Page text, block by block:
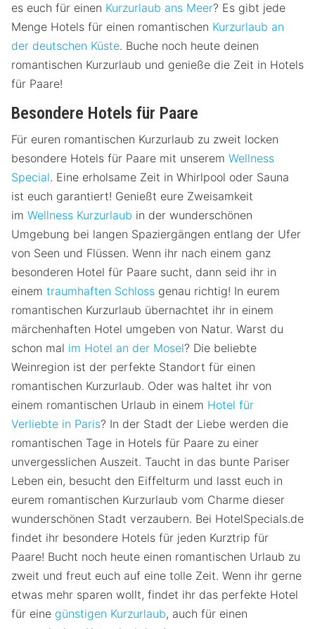
es euch für einen Kurzurlaub ans Meer? Es gibt jede
Menge Hotels für einen romantischen Kurzurlaub an
der deutschen Küste. Buche noch heute deinen
romantischen Kurzurlaub und genieße die Zeit in Hotels
für Paare!
Besondere Hotels für Paare
Für euren romantischen Kurzurlaub zu zweit locken
besondere Hotels für Paare mit unserem Wellness
Special. Eine erholsame Zeit in Whirlpool oder Sauna
ist euch garantiert! Genießt eure Zweisamkeit
im Wellness Kurzurlaub in der wunderschönen
Umgebung bei langen Spaziergängen entlang der Ufer
von Seen und Flüssen. Wenn ihr nach einem ganz
besonderen Hotel für Paare sucht, dann seid ihr in
einem traumhaften Schloss genau richtig! In eurem
romantischen Kurzurlaub übernachtet ihr in einem
märchenhaften Hotel umgeben von Natur. Warst du
schon mal im Hotel an der Mosel? Die beliebte
Weinregion ist der perfekte Standort für einen
romantischen Kurzurlaub. Oder was haltet ihr von
einem romantischen Urlaub in einem Hotel für
Verliebte in Paris? In der Stadt der Liebe werden die
romantischen Tage in Hotels für Paare zu einer
unvergesslichen Auszeit. Taucht in das bunte Pariser
Leben ein, besucht den Eiffelturm und lasst euch in
eurem romantischen Kurzurlaub vom Charme dieser
wunderschönen Stadt verzaubern. Bei HotelSpecials.de
findet ihr besondere Hotels für jeden Kurztrip für
Paare! Bucht noch heute einen romantischen Urlaub zu
zweit und freut euch auf eine tolle Zeit. Wenn ihr gerne
etwas mehr sparen wollt, findet ihr das perfekte Hotel
für eine günstigen Kurzurlaub, auch für einen